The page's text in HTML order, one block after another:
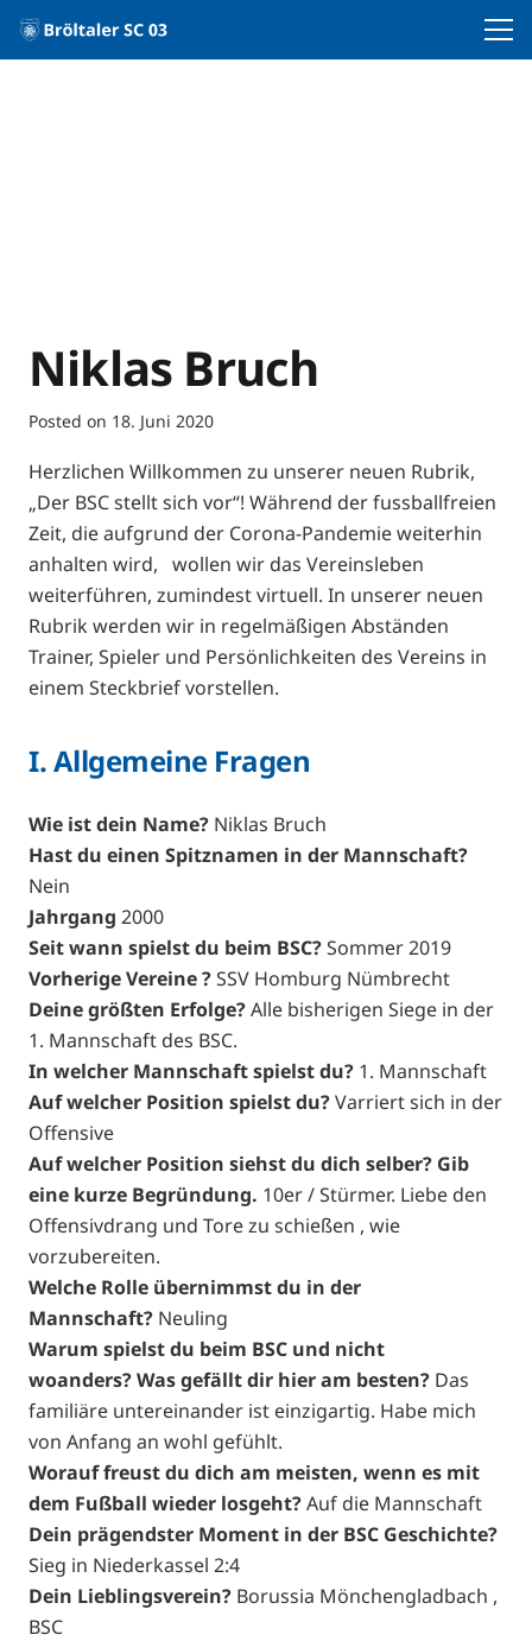
Niklas Bruch
Posted on 18. Juni 2020
Herzlichen Willkommen zu unserer neuen Rubrik,
„Der BSC stellt sich vor“! Während der fussballfreien
Zeit, die aufgrund der Corona-Pandemie weiterhin
anhalten wird, wollen wir das Vereinsleben
weiterführen, zumindest virtuell. In unserer neuen
Rubrik werden wir in regelmäßigen Abständen
Trainer, Spieler und Persönlichkeiten des Vereins in
einem Steckbrief vorstellen.
I. Allgemeine Fragen
Wie ist dein Name? Niklas Bruch
Hast du einen Spitznamen in der Mannschaft?
Nein
Jahrgang 2000
Seit wann spielst du beim BSC?Sommer 2019
Vorherige Vereine ?SSV Homburg Nümbrecht
Deine größten Erfolge?Alle bisherigen Siege in der
1. Mannschaft des BSC.
In welcher Mannschaft spielst du? 1. Mannschaft
Auf welcher Position spielst du?Varriert sich in der
Offensive
Auf welcher Position siehst du dich selber? Gib
eine kurze Begründung. 10er / Stürmer. Liebe den
Offensivdrang und Tore zu schießen , wie
vorzubereiten.
Welche Rolle übernimmst du in der
Mannschaft? Neuling
Warum spielst du beim BSC und nicht
woanders? Was gefällt dir hier am besten? Das
familiäre untereinander ist einzigartig. Habe mich
von Anfang an wohl gefühlt.
Worauf freust du dich am meisten, wenn es mit
dem Fußball wieder losgeht?Auf die Mannschaft
Dein prägendster Moment in der BSC Geschichte?
Sieg in Niederkassel 2:4
Dein Lieblingsverein? Borussia Mönchengladbach ,
BSC